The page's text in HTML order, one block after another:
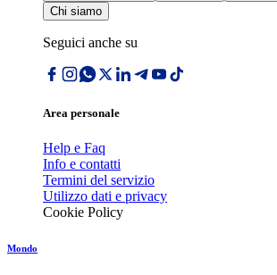
Chi siamo
Seguici anche su
Area personale
Help e Faq
Info e contatti
Termini del servizio
Utilizzo dati e privacy
Cookie Policy
Mondo